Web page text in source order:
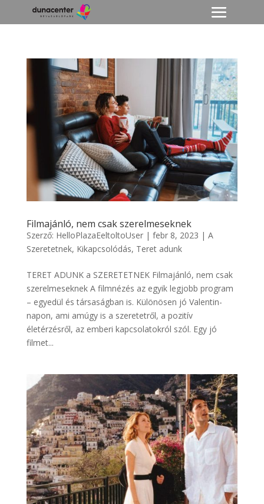
Filmajánló, nem csak szerelmeseknek
Szerző: HelloPlazaEeltoltoUser| febr 8, 2023 | A
Szeretetnek, Kikapcsolódás, Teret adunk
TERET ADUNK a SZERETETNEK Filmajánló, nem csak
szerelmeseknek A filmnézés az egyik legjobb program
– egyedül és társaságban is. Különösen jó Valentin-
napon, ami amúgy is a szeretetről, a pozitív
életérzésről, az emberi kapcsolatokról szól. Egy jó
filmet...